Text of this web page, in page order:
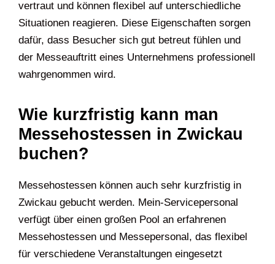
vertraut und können flexibel auf unterschiedliche
Situationen reagieren. Diese Eigenschaften sorgen
dafür, dass Besucher sich gut betreut fühlen und
der Messeauftritt eines Unternehmens professionell
wahrgenommen wird.
Wie kurzfristig kann man
Messehostessen in Zwickau
buchen?
Messehostessen können auch sehr kurzfristig in
Zwickau gebucht werden. Mein-Servicepersonal
verfügt über einen großen Pool an erfahrenen
Messehostessen und Messepersonal, das flexibel
für verschiedene Veranstaltungen eingesetzt